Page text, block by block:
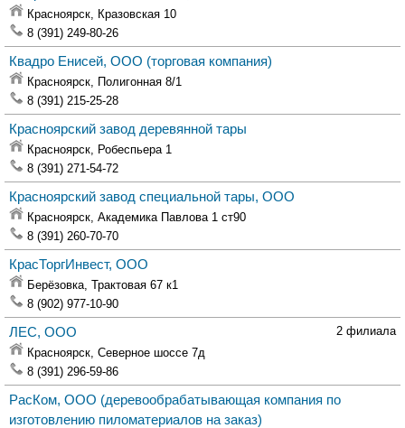
Красноярск, Кразовская 10
8 (391) 249-80-26
Квадро Енисей, ООО (торговая компания)
Красноярск, Полигонная 8/1
8 (391) 215-25-28
Красноярский завод деревянной тары
Красноярск, Робеспьера 1
8 (391) 271-54-72
Красноярский завод специальной тары, ООО
Красноярск, Академика Павлова 1 ст90
8 (391) 260-70-70
КрасТоргИнвест, ООО
Берёзовка, Трактовая 67 к1
8 (902) 977-10-90
2 филиала
ЛЕС, ООО
Красноярск, Северное шоссе 7д
8 (391) 296-59-86
РасКом, ООО (деревообрабатывающая компания по
изготовлению пиломатериалов на заказ)